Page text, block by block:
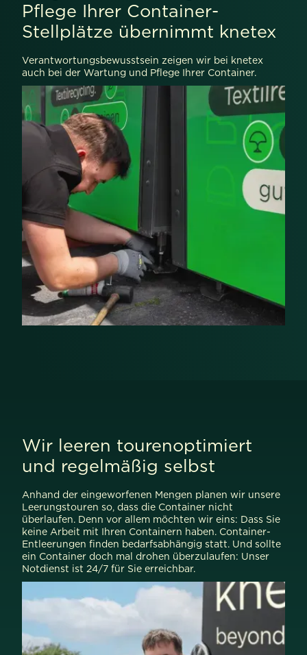
Pflege Ihrer Container-
Stellplätze übernimmt knetex
Verantwortungsbewusstsein zeigen wir bei knetex
auch bei der Wartung und Pflege Ihrer Container.
Wir leeren tourenoptimiert
und regelmäßig selbst
Anhand der eingeworfenen Mengen planen wir unsere
Leerungstouren so, dass die Container nicht
überlaufen. Denn vor allem möchten wir eins: Dass Sie
keine Arbeit mit Ihren Containern haben. Container-
Entleerungen finden bedarfsabhängig statt. Und sollte
ein Container doch mal drohen überzulaufen: Unser
Notdienst ist 24/7 für Sie erreichbar.